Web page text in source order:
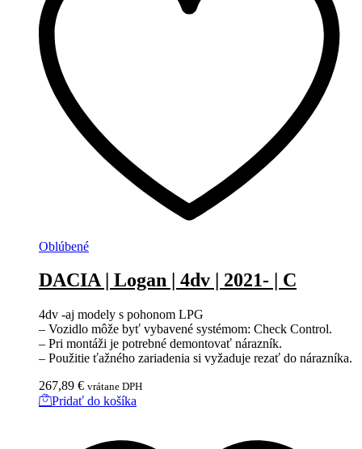
Oblúbené
DACIA | Logan | 4dv | 2021- | C
4dv -aj modely s pohonom LPG
– Vozidlo môže byť vybavené systémom: Check Control.
– Pri montáži je potrebné demontovať nárazník.
– Použitie ťažného zariadenia si vyžaduje rezať do nárazníka.
267,89 € vrátane DPH
Pridať do košíka